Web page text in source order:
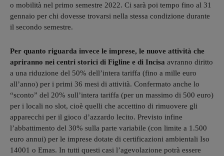
o mobilità nel primo semestre 2022. Ci sarà poi tempo fino al 31
gennaio per chi dovesse trovarsi nella stessa condizione durante
il secondo semestre.
Per quanto riguarda invece le imprese, le nuove attività che
apriranno nei centri storici di Figline e di Incisa avranno diritto
a una riduzione del 50% dell’intera tariffa (fino a mille euro
all’anno) per i primi 36 mesi di attività. Confermato anche lo
“sconto” del 20% sull’intera tariffa (per un massimo di 500 euro)
per i locali no slot, cioè quelli che accettino di rimuovere gli
apparecchi per il gioco d’azzardo lecito. Previsto infine
l’abbattimento del 30% sulla parte variabile (con limite a 1.500
euro annui) per le imprese dotate di certificazioni ambientali Iso
14001 o Emas. In tutti questi casi l’agevolazione potrà essere